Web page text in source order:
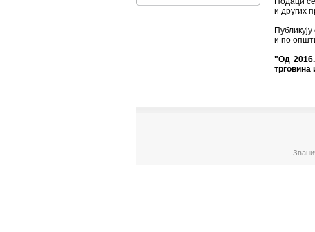
и других
и по
"Од 2016.
трговина